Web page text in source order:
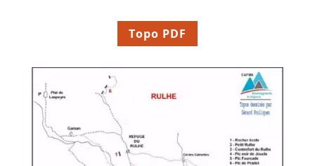
Topo PDF